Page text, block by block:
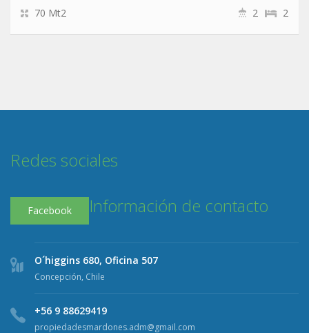
70 Mt2
2
2
Redes sociales
Facebook Información de contacto
O´higgins 680, Oficina 507
Concepción, Chile
+56 9 88629419
propiedadesmardones.adm@gmail.com